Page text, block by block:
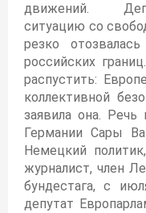
движений.
ситуацию со
резко
российских
распустить:
коллективной
заявила она. Речь
Германии Сары
Немецкий
журналист, член
бундестага, с
депутат